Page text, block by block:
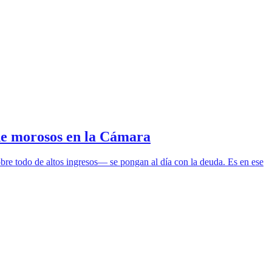
morosos en la Cámara
todo de altos ingresos— se pongan al día con la deuda. Es en ese